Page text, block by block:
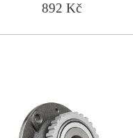
892 Kč